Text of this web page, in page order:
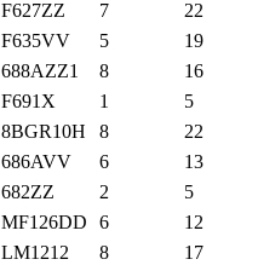
F627ZZ 7 22
F635VV 5 19
688AZZ1 8 16
F691X 1 5
8BGR10H 8 22
686AVV 6 13
682ZZ 2 5
MF126DD 6 12
LM1212 8 17